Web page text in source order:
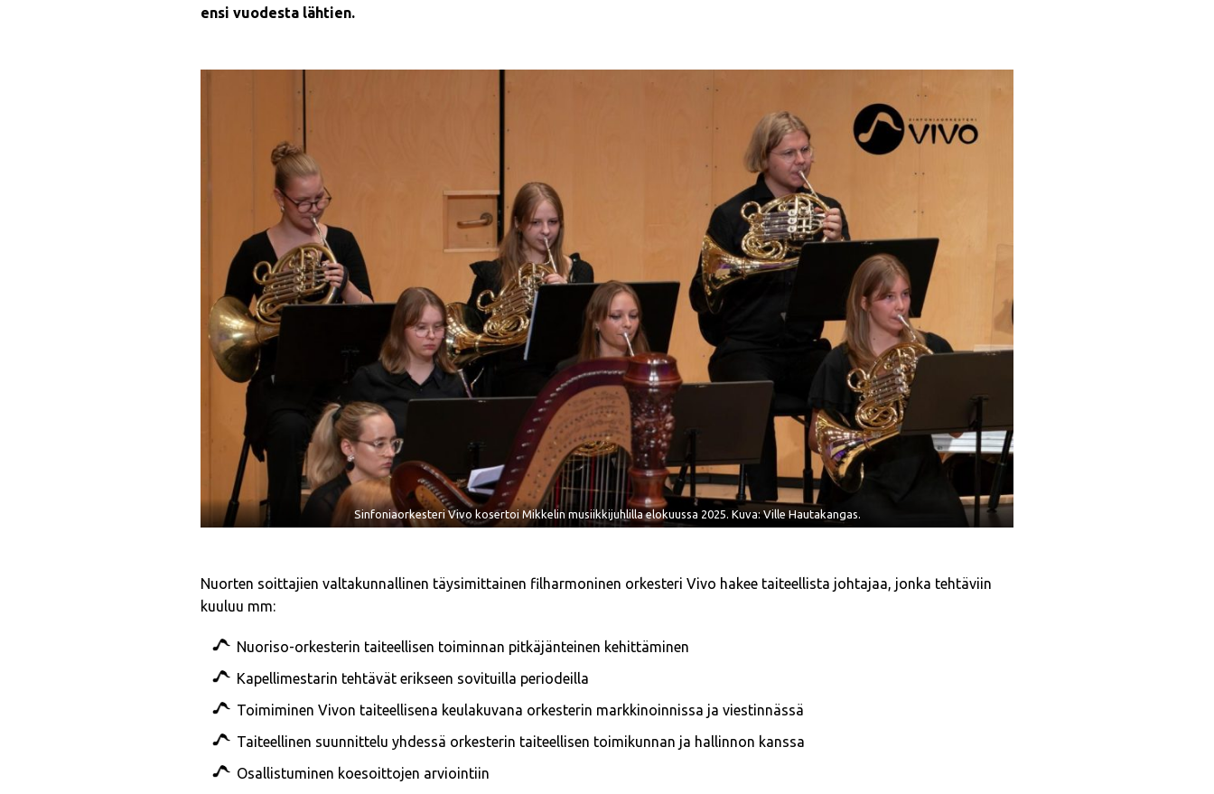
ensi vuodesta lähtien.
Sinfoniaorkesteri Vivo kosertoi Mikkelin musiikkijuhlilla elokuussa 2025. Kuva: Ville Hautakangas.
Nuorten soittajien valtakunnallinen täysimittainen filharmoninen orkesteri Vivo hakee taiteellista johtajaa, jonka tehtäviin
kuuluu mm:
Nuoriso-orkesterin taiteellisen toiminnan pitkäjänteinen kehittäminen
Kapellimestarin tehtävät erikseen sovituilla periodeilla
Toimiminen Vivon taiteellisena keulakuvana orkesterin markkinoinnissa ja viestinnässä
Taiteellinen suunnittelu yhdessä orkesterin taiteellisen toimikunnan ja hallinnon kanssa
Osallistuminen koesoittojen arviointiin